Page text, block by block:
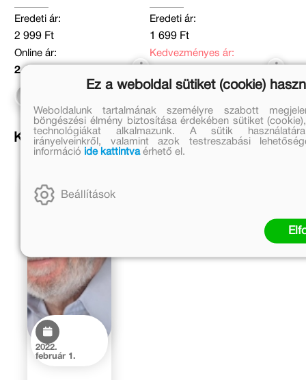
Eredeti ár:
2 999 Ft
Online ár:
2 459 Ft
Eredeti ár:
1 699 Ft
Kedvezményes ár:
Kapcsolódó írások
2022.
február 1.
Ez a weboldal sütiket (cookie)
Weboldalunk tartalmának személyre szabott
böngészési élmény biztosítása érdekében sütiket
technológiákat alkalmazunk. A sütik
irányelveinkről, valamint azok testreszabási
információ ide kattintvaérhető el.
Beállítások